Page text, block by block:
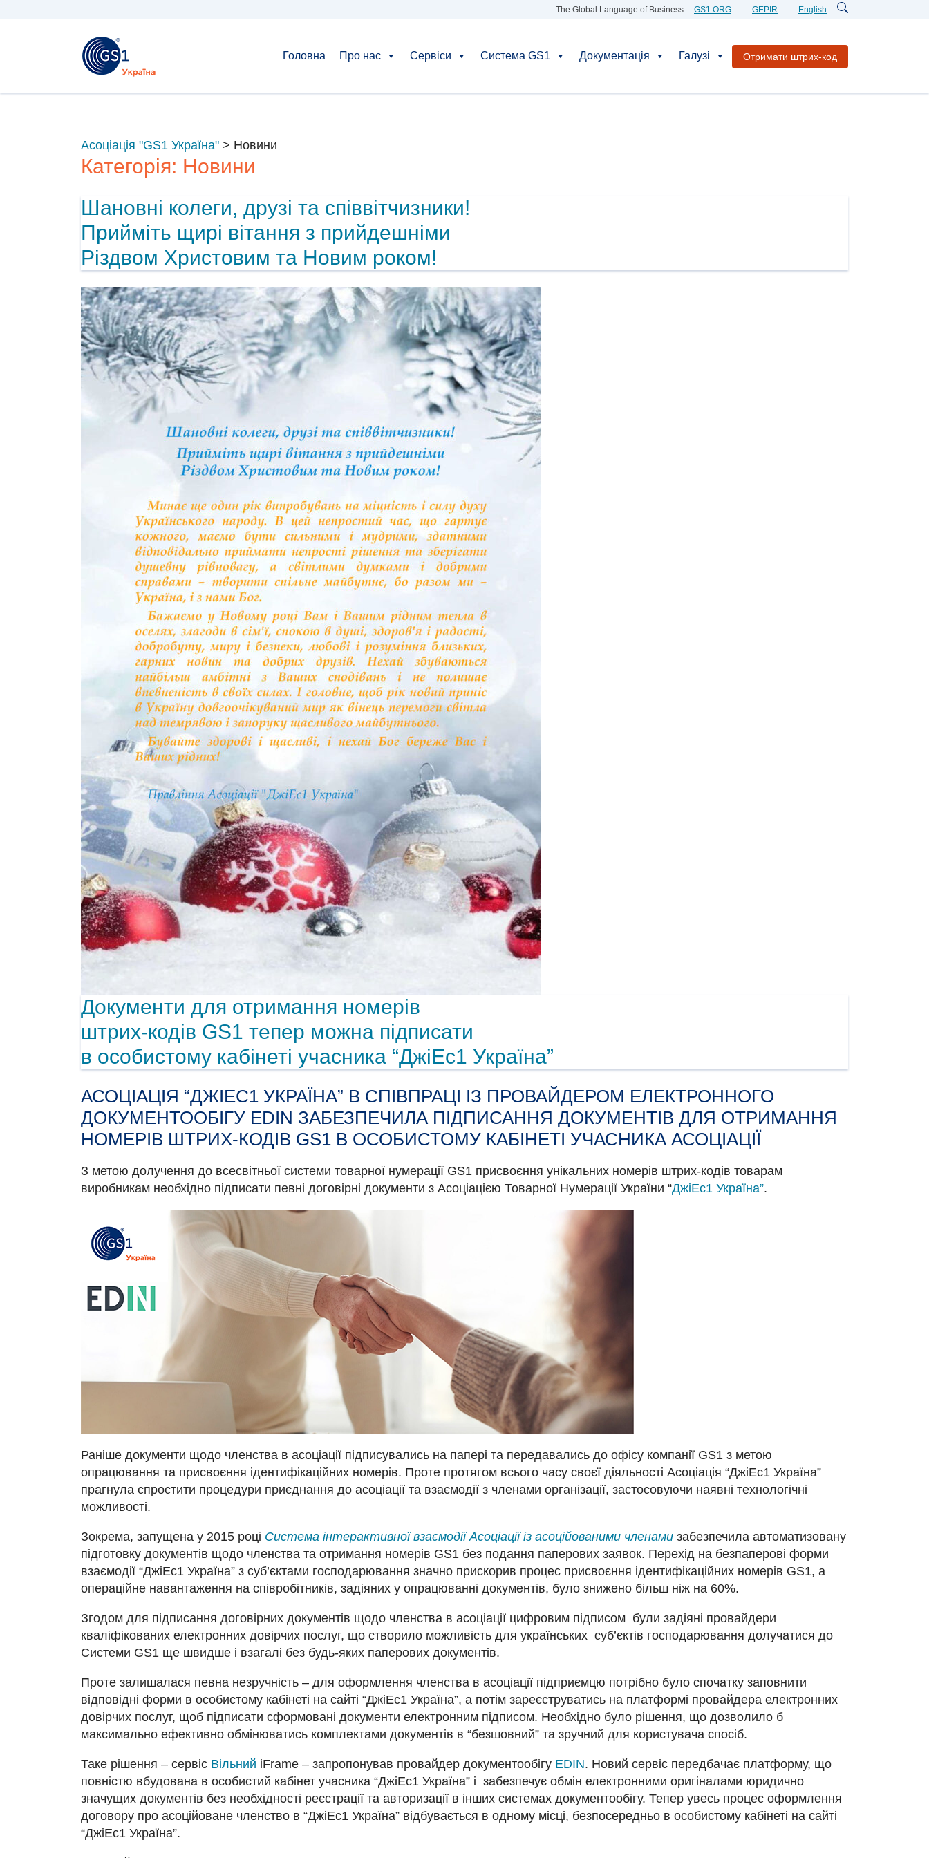
The Global Language of Business GS1.ORG GEPIR English
Головна Про нас Сервіси Система GS1 Документація Галузі Отримати штрих-код
Асоціація "GS1 Україна" > Новини
Категорія: Новини
Шановні колеги, друзі та співвітчизники!
Прийміть щирі вітання з прийдешніми
Різдвом Христовим та Новим роком!
Документи для отримання номерів
штрих-кодів GS1 тепер можна підписати
в особистому кабінеті учасника “ДжіЕс1 Україна”
АСОЦІАЦІЯ “ДЖІЕС1 УКРАЇНА” В СПІВПРАЦІ ІЗ ПРОВАЙДЕРОМ ЕЛЕКТРОННОГО
ДОКУМЕНТООБІГУ EDIN ЗАБЕЗПЕЧИЛА ПІДПИСАННЯ ДОКУМЕНТІВ ДЛЯ ОТРИМАННЯ
НОМЕРІВ ШТРИХ-КОДІВ GS1 В ОСОБИСТОМУ КАБІНЕТІ УЧАСНИКА АСОЦІАЦІЇ
З метою долучення до всесвітньої системи товарної нумерації GS1 присвоєння унікальних номерів штрих-кодів товарам
виробникам необхідно підписати певні договірні документи з Асоціацією Товарної Нумерації України “ДжіЕс1 Україна”.
Раніше документи щодо членства в асоціації підписувались на папері та передавались до офісу компанії GS1 з метою
опрацювання та присвоєння ідентифікаційних номерів. Проте протягом всього часу своєї діяльності Асоціація “ДжіЕс1 Україна”
прагнула спростити процедури приєднання до асоціації та взаємодії з членами організації, застосовуючи наявні технологічні
можливості.
Зокрема, запущена у 2015 році Система інтерактивної взаємодії Асоціації із асоційованими членами забезпечила автоматизовану
підготовку документів щодо членства та отримання номерів GS1 без подання паперових заявок. Перехід на безпаперові форми
взаємодії “ДжіЕс1 Україна” з суб’єктами господарювання значно прискорив процес присвоєння ідентифікаційних номерів GS1, а
операційне навантаження на співробітників, задіяних у опрацюванні документів, було знижено більш ніж на 60%.
Згодом для підписання договірних документів щодо членства в асоціації цифровим підписом були задіяні провайдери
кваліфікованих електронних довірчих послуг, що створило можливість для українських суб’єктів господарювання долучатися до
Системи GS1 ще швидше і взагалі без будь-яких паперових документів.
Проте залишалася певна незручність – для оформлення членства в асоціації підприємцю потрібно було спочатку заповнити
відповідні форми в особистому кабінеті на сайті “ДжіЕс1 Україна”, а потім зареєструватись на платформі провайдера електронних
довірчих послуг, щоб підписати сформовані документи електронним підписом. Необхідно було рішення, що дозволило б
максимально ефективно обмінюватись комплектами документів в “безшовний” та зручний для користувача спосіб.
Таке рішення – сервіс Вільний iFrame – запропонував провайдер документообігу EDIN. Новий сервіс передбачає платформу, що
повністю вбудована в особистий кабінет учасника “ДжіЕс1 Україна” і забезпечує обмін електронними оригіналами юридично
значущих документів без необхідності реєстрації та авторизації в інших системах документообігу. Тепер увесь процес оформлення
договору про асоційоване членство в “ДжіЕс1 Україна” відбувається в одному місці, безпосередньо в особистому кабінеті на сайті
“ДжіЕс1 Україна”.